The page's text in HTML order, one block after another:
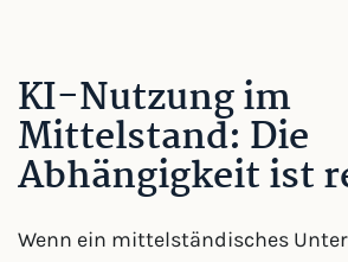
KI-Nutzung im
Mittelstand: Die
Abhängigkeit ist
Wenn ein mittelständisches